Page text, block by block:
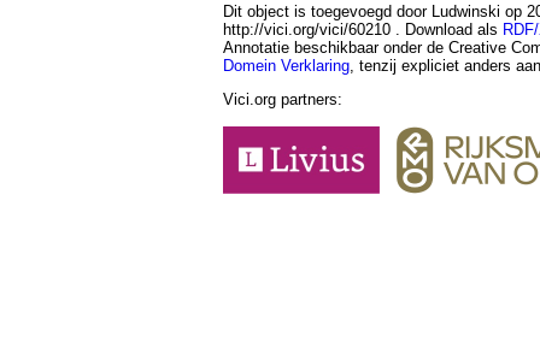
Dit object is toegevoegd door Ludwinski op
http://vici.org/vici/60210 . Download als
Annotatie beschikbaar onder de Creative
Domein Verklaring , tenzij expliciet anders
Vici.org partners: